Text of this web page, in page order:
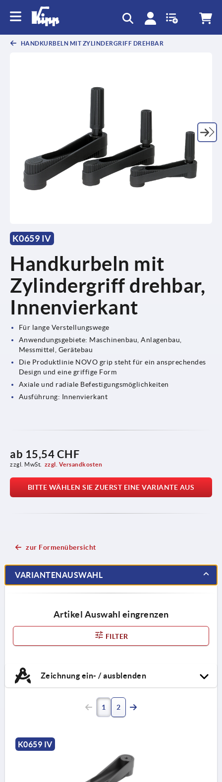
HANDKURBELN MIT ZYLINDERGRIFF DREHBAR
K0659 IV
Handkurbeln mit
Zylindergriff drehbar,
Innenvierkant
Für lange Verstellungswege
Anwendungsgebiete: Maschinenbau, Anlagenbau,
Messmittel, Gerätebau
Die Produktlinie NOVO grip steht für ein ansprechendes
Design und eine griffige Form
Axiale und radiale Befestigungsmöglichkeiten
Ausführung: Innenvierkant
ab 15,54 CHF
zzgl. MwSt. zzgl. Versandkosten
BITTE WÄHLEN SIE ZUERST EINE VARIANTE AUS
zur Formenübersicht
VARIANTENAUSWAHL
Artikel Auswahl eingrenzen
FILTER
Zeichnung ein- / ausblenden
1 2
K0659 IV